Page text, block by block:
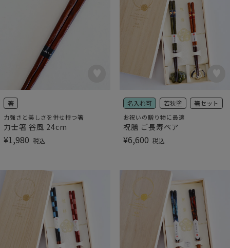
箸
力強さと美しさを併せ持つ箸
力士箸 谷風 24cm
¥1,980 税込
名入れ可 若狭塗 箸セット
お祝いの贈り物に最適
祝膳 ご長寿ペア
¥6,600 税込